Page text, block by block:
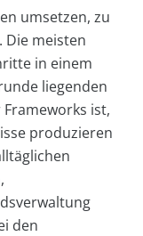
umsetzen, zu
Die meisten
in einem
liegenden
ist,
produzieren
den